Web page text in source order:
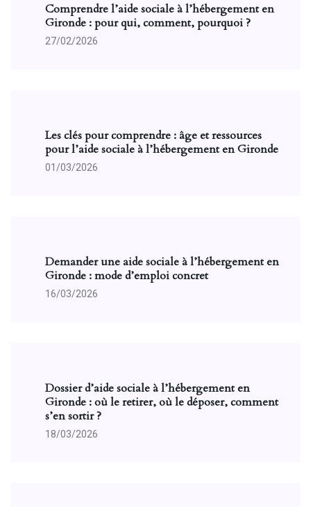
Comprendre l’aide sociale à l’hébergement en
Gironde : pour qui, comment, pourquoi ?
27/02/2026
Les clés pour comprendre : âge et ressources
pour l’aide sociale à l’hébergement en Gironde
01/03/2026
Demander une aide sociale à l’hébergement en
Gironde : mode d’emploi concret
16/03/2026
Dossier d’aide sociale à l’hébergement en
Gironde : où le retirer, où le déposer, comment
s’en sortir ?
18/03/2026